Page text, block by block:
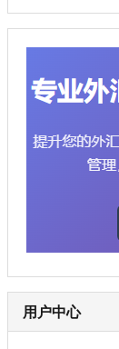
用户中心